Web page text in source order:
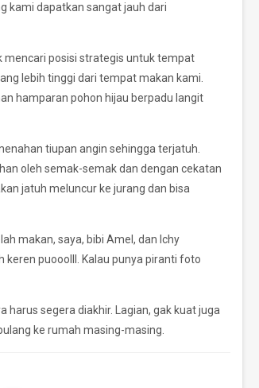
kami dapatkan sangat jauh dari
mencari posisi strategis untuk tempat
lebih tinggi dari tempat makan kami.
hamparan pohon hijau berpadu langit
tiupan angin sehingga terjatuh.
oleh semak-semak dan dengan cekatan
jatuh meluncur ke jurang dan bisa
makan, saya, bibi Amel, dan Ichy
puooolll. Kalau punya piranti foto
harus segera diakhir. Lagian, gak kuat juga
ke rumah masing-masing.